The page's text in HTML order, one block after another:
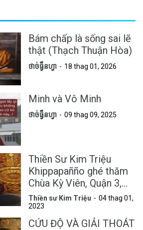
Bám chấp là sống sai lẽ
thật (Thạch Thuận Hòa)
ថាច់ធ្វឹនហ្វា 18 thag 01, 2026
Minh và Vô Minh
ថាច់ធ្វឹនហ្វា 09 thag 09, 2025
Thiền Sư Kim Triệu
Khippapañño ghé thăm
Chùa Kỳ Viên, Quận 3,
Tp.HCM
Thiền sư Kim Triệu
04 thag 01,
2023
CỨU ĐỘ VÀ GIẢI THOÁT